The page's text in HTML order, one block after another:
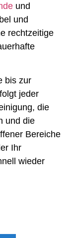
und
und
rechtzeitige
bis zur
jeder
die
und die
Bereiche
Ihr
wieder